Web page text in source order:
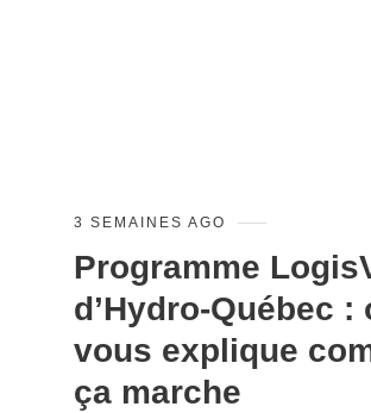
3 SEMAINES AGO
Programme
d’Hydro-Québec :
vous explique
ça marche